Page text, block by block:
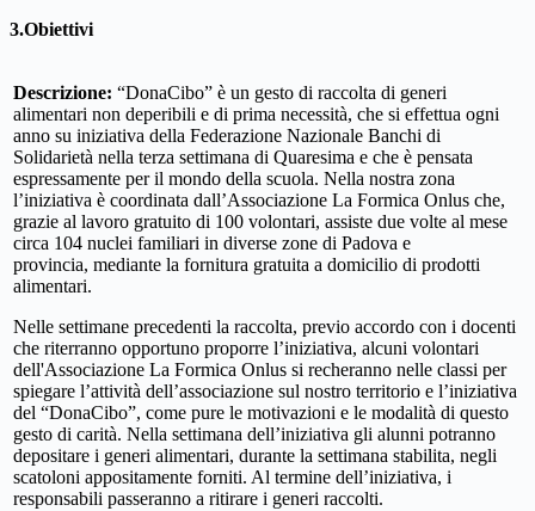
3.Obiettivi
Descrizione: “DonaCibo” è un gesto di raccolta di generi
alimentari non deperibili e di prima necessità, che si effettua ogni
anno su iniziativa della Federazione Nazionale Banchi di
Solidarietà nella terza settimana di Quaresima e che è pensata
espressamente per il mondo della scuola. Nella nostra zona
l’iniziativa è coordinata dall’Associazione La Formica Onlus che,
grazie al lavoro gratuito di 100 volontari, assiste due volte al mese
circa 104 nuclei familiari in diverse zone di Padova e
provincia, mediante la fornitura gratuita a domicilio di prodotti
alimentari.
Nelle settimane precedenti la raccolta, previo accordo con i docenti
che riterranno opportuno proporre l’iniziativa, alcuni volontari
dell'Associazione La Formica Onlus si recheranno nelle classi per
spiegare l’attività dell’associazione sul nostro territorio e l’iniziativa
del “DonaCibo”, come pure le motivazioni e le modalità di questo
gesto di carità. Nella settimana dell’iniziativa gli alunni potranno
depositare i generi alimentari, durante la settimana stabilita, negli
scatoloni appositamente forniti. Al termine dell’iniziativa, i
responsabili passeranno a ritirare i generi raccolti.